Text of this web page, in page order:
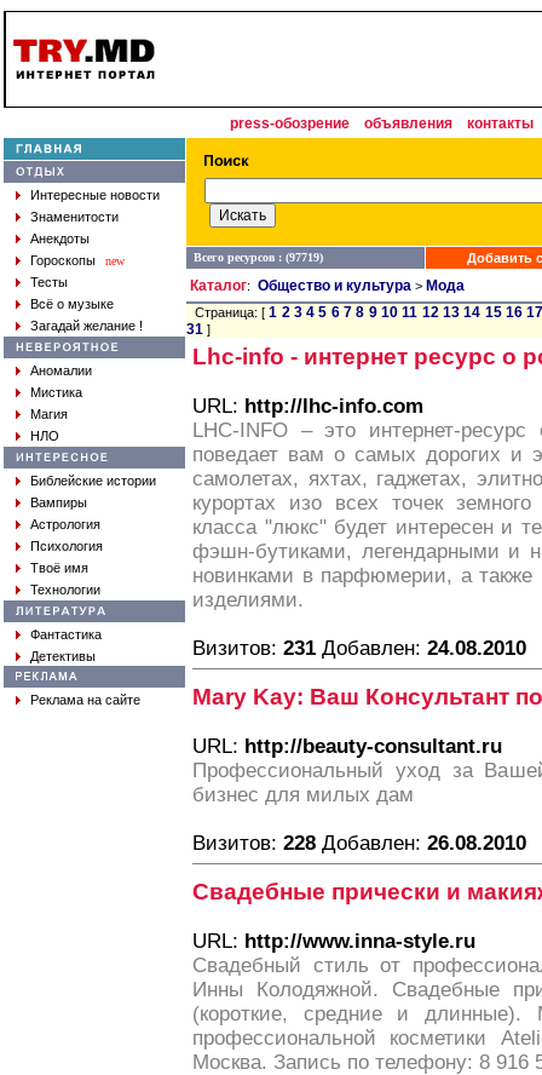
press-обозрение объявления контакты
Интересные новости
Знаменитости
Анекдоты
Гороскопы
new
Тесты
Всё о музыке
Загадай желание !
Аномалии
Мистика
Магия
НЛО
Библейские истории
Вампиры
Астрология
Психология
Твоё имя
Технологии
Фантастика
Детективы
Реклама на сайте
Всего ресурсов : (97719) Добавить
Каталог: Общество и культура > Мода
Страница: [1 2 3 4 5 6 7 8 9 10 11 12 13 14 15 16
31 ]
Lhc-info - интернет ресурс о
URL: http://lhc-info.com
LHC-INFO – это интернет-
поведает вам о самых дорогих и
самолетах, яхтах, гаджетах,
курортах изо всех точек
класса "люкс" будет интересен и
фэшн-бутиками, легендарными и
новинками в парфюмерии, а
изделиями.
Визитов: 231 Добавлен: 24.08.2010
Mary Kay: Ваш Консультант
URL: http://beauty-consultant.ru
Профессиональный уход за
бизнес для милых дам
Визитов: 228 Добавлен: 26.08.2010
Свадебные прически и
URL: http://www.inna-style.ru
Свадебный стиль от
Инны Колодяжной. Свадебные
(короткие, средние и длинные).
профессиональной косметики
Москва. Запись по телефону: 8 916